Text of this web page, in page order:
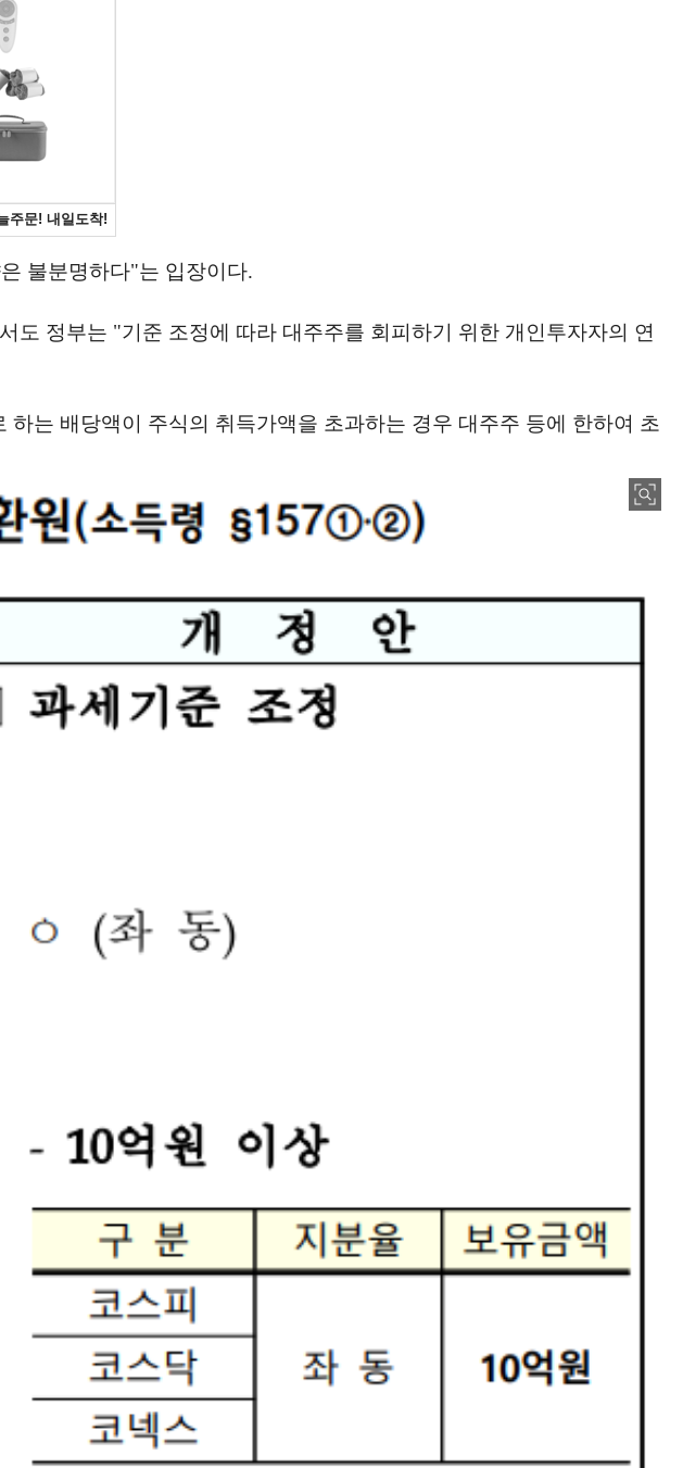
불분명하다"는 입장이다.
도 정부는 "기준 조정에 따라 대주주를 회피하기 위한 개인투자자의 연
는 배당액이 주식의 취득가액을 초과하는 경우 대주주 등에 한하여 초